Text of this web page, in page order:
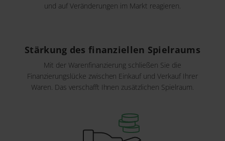
und auf Veränderungen im Markt reagieren.
Stärkung des finanziellen Spielraums
Mit der Warenfinanzierung schließen Sie die
Finanzierungslücke zwischen Einkauf und Verkauf Ihrer
Waren. Das verschafft Ihnen zusätzlichen Spielraum.